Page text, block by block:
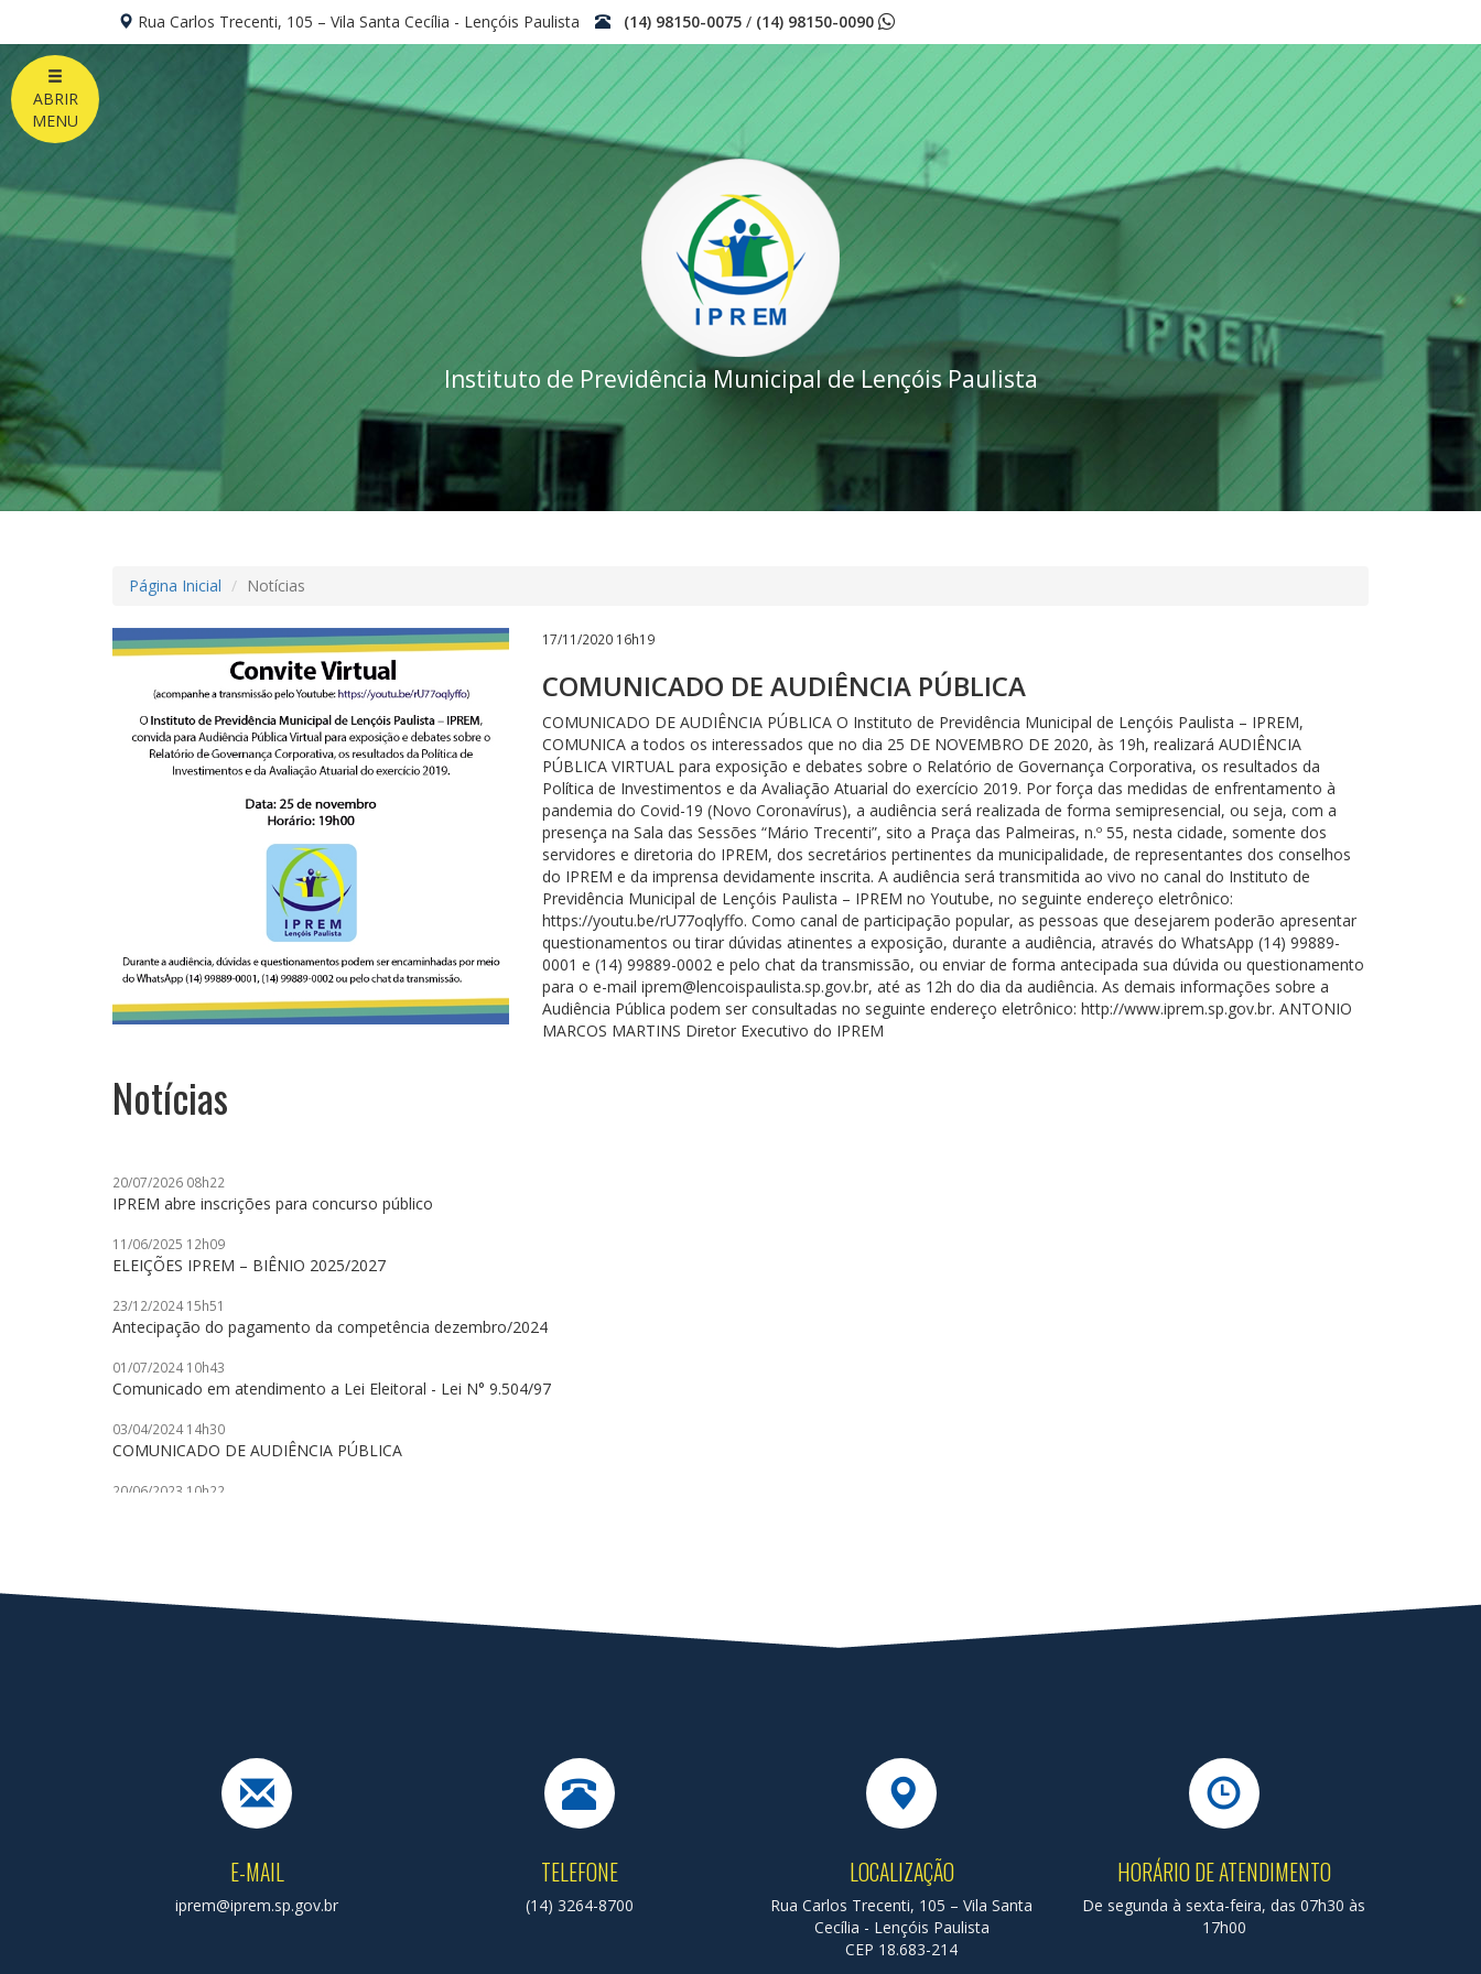
ABRIR
MENU
Rua Carlos Trecenti, 105 – Vila Santa Cecília - Lençóis Paulista (14) 98150-0075 / (14) 98150-0090
Instituto de Previdência Municipal de Lençóis Paulista
Página Inicial Notícias
17/11/2020 16h19
COMUNICADO DE AUDIÊNCIA PÚBLICA
COMUNICADO DE AUDIÊNCIA PÚBLICA O Instituto de Previdência Municipal de Lençóis Paulista – IPREM,
COMUNICA a todos os interessados que no dia 25 DE NOVEMBRO DE 2020, às 19h, realizará AUDIÊNCIA
PÚBLICA VIRTUAL para exposição e debates sobre o Relatório de Governança Corporativa, os resultados da
Política de Investimentos e da Avaliação Atuarial do exercício 2019. Por força das medidas de enfrentamento à
pandemia do Covid-19 (Novo Coronavírus), a audiência será realizada de forma semipresencial, ou seja, com a
presença na Sala das Sessões “Mário Trecenti”, sito a Praça das Palmeiras, n.º 55, nesta cidade, somente dos
servidores e diretoria do IPREM, dos secretários pertinentes da municipalidade, de representantes dos conselhos
do IPREM e da imprensa devidamente inscrita. A audiência será transmitida ao vivo no canal do Instituto de
Previdência Municipal de Lençóis Paulista – IPREM no Youtube, no seguinte endereço eletrônico:
https://youtu.be/rU77oqlyffo. Como canal de participação popular, as pessoas que desejarem poderão apresentar
questionamentos ou tirar dúvidas atinentes a exposição, durante a audiência, através do WhatsApp (14) 99889-
0001 e (14) 99889-0002 e pelo chat da transmissão, ou enviar de forma antecipada sua dúvida ou questionamento
para o e-mail iprem@lencoispaulista.sp.gov.br, até as 12h do dia da audiência. As demais informações sobre a
Audiência Pública podem ser consultadas no seguinte endereço eletrônico: http://www.iprem.sp.gov.br. ANTONIO
MARCOS MARTINS Diretor Executivo do IPREM
Notícias
20/07/2026 08h22
IPREM abre inscrições para concurso público
11/06/2025 12h09
ELEIÇÕES IPREM – BIÊNIO 2025/2027
23/12/2024 15h51
Antecipação do pagamento da competência dezembro/2024
01/07/2024 10h43
Comunicado em atendimento a Lei Eleitoral - Lei N° 9.504/97
03/04/2024 14h30
COMUNICADO DE AUDIÊNCIA PÚBLICA
20/06/2023 10h22
14/09/2021 09h03
E-MAIL
iprem@iprem.sp.gov.br
TELEFONE
(14) 3264-8700
LOCALIZAÇÃO
Rua Carlos Trecenti, 105 – Vila Santa
Cecília - Lençóis Paulista
CEP 18.683-214
HORÁRIO DE ATENDIMENTO
De segunda à sexta-feira, das 07h30 às
17h00